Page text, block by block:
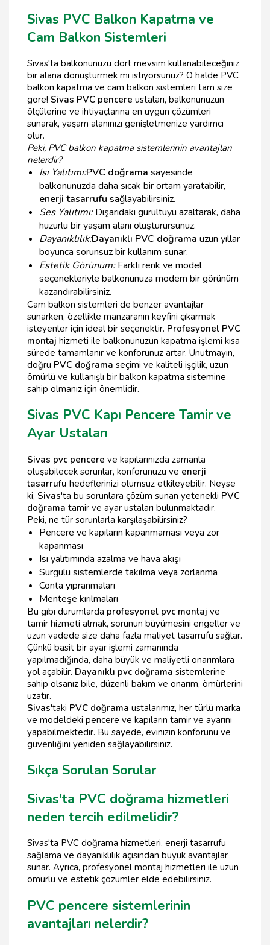
Sivas PVC Balkon Kapatma ve
Cam Balkon Sistemleri
Sivas'ta balkonunuzu dört mevsim kullanabileceğiniz
bir alana dönüştürmek mi istiyorsunuz? O halde PVC
balkon kapatma ve cam balkon sistemleri tam size
göre! Sivas PVC pencere ustaları, balkonunuzun
ölçülerine ve ihtiyaçlarına en uygun çözümleri
sunarak, yaşam alanınızı genişletmenize yardımcı
olur.
Peki, PVC balkon kapatma sistemlerinin avantajları
nelerdir?
Isı Yalıtımı:PVC doğrama sayesinde
balkonunuzda daha sıcak bir ortam yaratabilir,
enerji tasarrufu sağlayabilirsiniz.
Ses Yalıtımı:Dışarıdaki gürültüyü azaltarak, daha
huzurlu bir yaşam alanı oluşturursunuz.
Dayanıklılık:Dayanıklı PVC doğrama uzun yıllar
boyunca sorunsuz bir kullanım sunar.
Estetik Görünüm:Farklı renk ve model
seçenekleriyle balkonunuza modern bir görünüm
kazandırabilirsiniz.
Cam balkon sistemleri de benzer avantajlar
sunarken, özellikle manzaranın keyfini çıkarmak
isteyenler için ideal bir seçenektir. Profesyonel PVC
montaj hizmeti ile balkonunuzun kapatma işlemi kısa
sürede tamamlanır ve konforunuz artar. Unutmayın,
doğru PVC doğrama seçimi ve kaliteli işçilik, uzun
ömürlü ve kullanışlı bir balkon kapatma sistemine
sahip olmanız için önemlidir.
Sivas PVC Kapı Pencere Tamir ve
Ayar Ustaları
Sivas pvc pencere ve kapılarınızda zamanla
oluşabilecek sorunlar, konforunuzu ve enerji
tasarrufu hedeflerinizi olumsuz etkileyebilir. Neyse
ki, Sivas'ta bu sorunlara çözüm sunan yetenekli PVC
doğrama tamir ve ayar ustaları bulunmaktadır.
Peki, ne tür sorunlarla karşılaşabilirsiniz?
Pencere ve kapıların kapanmaması veya zor
kapanması
Isı yalıtımında azalma ve hava akışı
Sürgülü sistemlerde takılma veya zorlanma
Conta yıpranmaları
Menteşe kırılmaları
Bu gibi durumlarda profesyonel pvc montaj ve
tamir hizmeti almak, sorunun büyümesini engeller ve
uzun vadede size daha fazla maliyet tasarrufu sağlar.
Çünkü basit bir ayar işlemi zamanında
yapılmadığında, daha büyük ve maliyetli onarımlara
yol açabilir. Dayanıklı pvc doğrama sistemlerine
sahip olsanız bile, düzenli bakım ve onarım, ömürlerini
uzatır.
Sivas'taki PVC doğrama ustalarımız, her türlü marka
ve modeldeki pencere ve kapıların tamir ve ayarını
yapabilmektedir. Bu sayede, evinizin konforunu ve
güvenliğini yeniden sağlayabilirsiniz.
Sıkça Sorulan Sorular
Sivas'ta PVC doğrama hizmetleri
neden tercih edilmelidir?
Sivas'ta PVC doğrama hizmetleri, enerji tasarrufu
sağlama ve dayanıklılık açısından büyük avantajlar
sunar. Ayrıca, profesyonel montaj hizmetleri ile uzun
ömürlü ve estetik çözümler elde edebilirsiniz.
PVC pencere sistemlerinin
avantajları nelerdir?